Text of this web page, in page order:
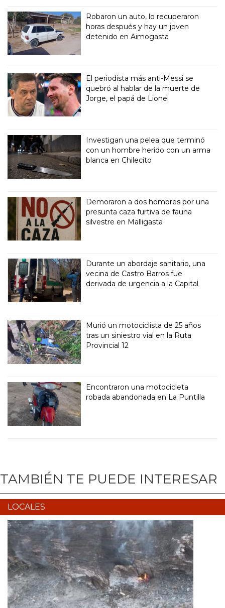
Robaron un auto, lo recuperaron
horas después y hay un joven
detenido en Aimogasta
El periodista más anti-Messi se
quebró al hablar de la muerte de
Jorge, el papá de Lionel
Investigan una pelea que terminó
con un hombre herido con un arma
blanca en Chilecito
Demoraron a dos hombres por una
presunta caza furtiva de fauna
silvestre en Malligasta
Durante un abordaje sanitario, una
vecina de Castro Barros fue
derivada de urgencia a la Capital
Murió un motociclista de 25 años
tras un siniestro vial en la Ruta
Provincial 12
Encontraron una motocicleta
robada abandonada en La Puntilla
TAMBIÉN TE PUEDE INTERESAR
LOCALES